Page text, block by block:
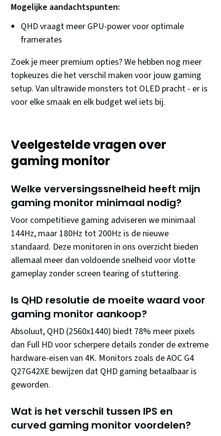
Mogelijke aandachtspunten:
QHD vraagt meer GPU-power voor optimale
framerates
Zoek je meer premium opties? We hebben nog meer
topkeuzes die het verschil maken voor jouw gaming
setup. Van ultrawide monsters tot OLED pracht - er is
voor elke smaak en elk budget wel iets bij.
Veelgestelde vragen over
gaming monitor
Welke verversingssnelheid heeft mijn
gaming monitor minimaal nodig?
Voor competitieve gaming adviseren we minimaal
144Hz, maar 180Hz tot 200Hz is de nieuwe
standaard. Deze monitoren in ons overzicht bieden
allemaal meer dan voldoende snelheid voor vlotte
gameplay zonder screen tearing of stuttering.
Is QHD resolutie de moeite waard voor
gaming monitor aankoop?
Absoluut, QHD (2560x1440) biedt 78% meer pixels
dan Full HD voor scherpere details zonder de extreme
hardware-eisen van 4K. Monitors zoals de AOC G4
Q27G42XE bewijzen dat QHD gaming betaalbaar is
geworden.
Wat is het verschil tussen IPS en
curved gaming monitor voordelen?